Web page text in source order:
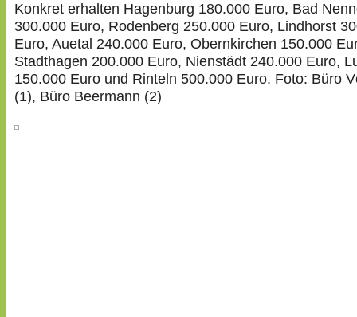
Konkret erhalten Hagenburg 180.000 Euro, Bad
300.000 Euro, Rodenberg 250.000 Euro, Lindhorst
Euro, Auetal 240.000 Euro, Obernkirchen 150.000
Stadthagen 200.000 Euro, Nienstädt 240.000 Euro,
150.000 Euro und Rinteln 500.000 Euro. Foto: Büro
(1), Büro Beermann (2)